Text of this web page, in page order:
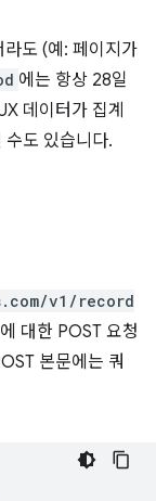
도 (예: 페이지가
에는 항상 28일
데이터가 집계
도 있습니다.
v1/record
에 대한 POST 요청
본문에는 쿼